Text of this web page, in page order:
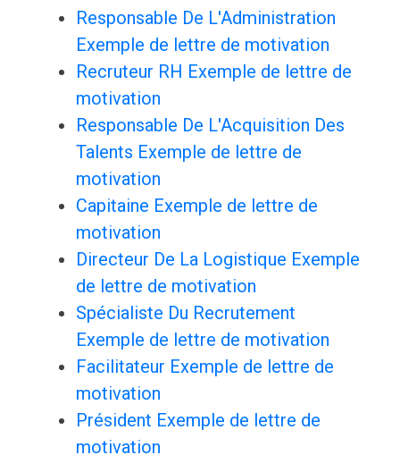
Responsable De L'Administration
Exemple de lettre de motivation
Recruteur RH Exemple de lettre de
motivation
Responsable De L'Acquisition Des
Talents Exemple de lettre de
motivation
Capitaine Exemple de lettre de
motivation
Directeur De La Logistique Exemple
de lettre de motivation
Spécialiste Du Recrutement
Exemple de lettre de motivation
Facilitateur Exemple de lettre de
motivation
Président Exemple de lettre de
motivation